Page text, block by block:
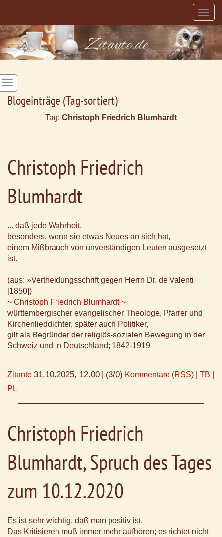
Blogeinträge (Tag-sortiert)
Tag: Christoph Friedrich Blumhardt
Christoph Friedrich
Blumhardt
... daß jede Wahrheit,
besonders, wenn sie etwas Neues an sich hat,
einem Mißbrauch von unverständigen Leuten ausgesetzt
ist.
(aus: »Vertheidungsschrift gegen Herrn Dr. de Valenti
[1850])
~ Christoph Friedrich Blumhardt ~
württembergischer evangelischer Theologe, Pfarrer und
Kirchenlieddichter, später auch Politiker,
gilt als Begründer der religiös-sozialen Bewegung in der
Schweiz und in Deutschland; 1842-1919
Zitante 31.10.2025, 12.00 (3/0) Kommentare (RSS) | TB
PL
Christoph Friedrich
Blumhardt, Spruch des Tages
zum 10.12.2020
Es ist sehr wichtig, daß man positiv ist.
Das Kritisieren muß immer mehr aufhören; es richtet nicht